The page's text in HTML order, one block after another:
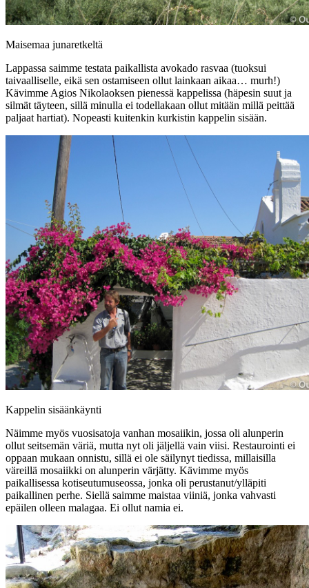
Maisemaa junaretkeltä
Lappassa saimme testata paikallista avokado rasvaa (tuoksui
taivaalliselle, eikä sen ostamiseen ollut lainkaan aikaa… murh!)
Kävimme Agios Nikolaoksen pienessä kappelissa (häpesin suut ja
silmät täyteen, sillä minulla ei todellakaan ollut mitään millä peittää
paljaat hartiat). Nopeasti kuitenkin kurkistin kappelin sisään.
Kappelin sisäänkäynti
Näimme myös vuosisatoja vanhan mosaiikin, jossa oli alunperin
ollut seitsemän väriä, mutta nyt oli jäljellä vain viisi. Restaurointi ei
oppaan mukaan onnistu, sillä ei ole säilynyt tiedissa, millaisilla
väreillä mosaiikki on alunperin värjätty. Kävimme myös
paikallisessa kotiseutumuseossa, jonka oli perustanut/ylläpiti
paikallinen perhe. Siellä saimme maistaa viiniä, jonka vahvasti
epäilen olleen malagaa. Ei ollut namia ei.